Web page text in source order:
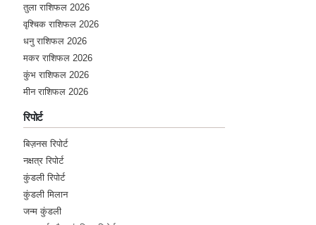
तुला राशिफल 2026
वृश्चिक राशिफल 2026
धनु राशिफल 2026
मकर राशिफल 2026
कुंभ राशिफल 2026
मीन राशिफल 2026
रिपोर्ट
बिज़नस रिपोर्ट
नक्षत्र रिपोर्ट
कुंडली रिपोर्ट
कुंडली मिलान
जन्म कुंडली